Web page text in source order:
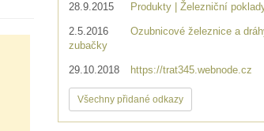
28.9.2015 Produkty | Železniční
2.5.2016
Ozubnicové železnice a
zubačky
29.10.2018 https://trat345.webnode.cz
Všechny přidané odkazy